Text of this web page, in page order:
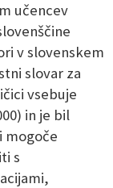
učencev
v slovenskem
slovar za
vsebuje
in je bil
mogoče
s